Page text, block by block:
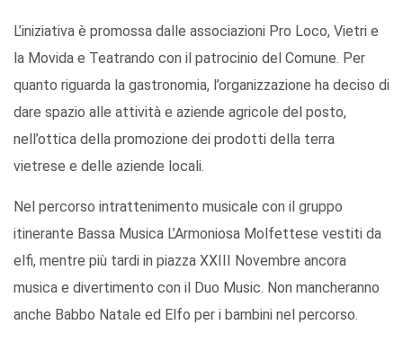
L’iniziativa è promossa dalle associazioni Pro Loco, Vietri e
la Movida e Teatrando con il patrocinio del Comune. Per
quanto riguarda la gastronomia, l’organizzazione ha deciso di
dare spazio alle attività e aziende agricole del posto,
nell’ottica della promozione dei prodotti della terra
vietrese e delle aziende locali.
Nel percorso intrattenimento musicale con il gruppo
itinerante Bassa Musica L’Armoniosa Molfettese vestiti da
elfi, mentre più tardi in piazza XXIII Novembre ancora
musica e divertimento con il Duo Music. Non mancheranno
anche Babbo Natale ed Elfo per i bambini nel percorso.